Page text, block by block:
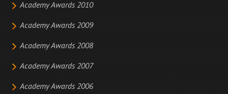
Academy Awards 2010
Academy Awards 2009
Academy Awards 2008
Academy Awards 2007
Academy Awards 2006